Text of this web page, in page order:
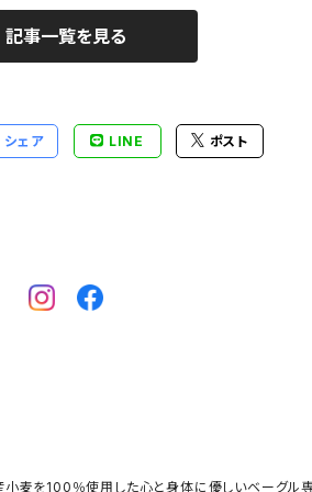
記事一覧を見る
シェア LINE ポスト
麦を100％使用した心と身体に優しいベーグル